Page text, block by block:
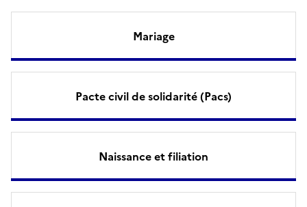
Mariage
Pacte civil de solidarité (Pacs)
Naissance et filiation